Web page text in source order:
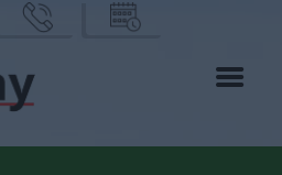
phon
calen